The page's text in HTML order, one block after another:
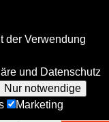
der Verwendung
und Datenschutz
Nur notwendige
Marketing